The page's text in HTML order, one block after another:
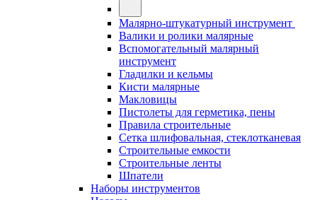
Малярно-штукатурный инструмент
Валики и ролики малярные
Вспомогательный малярный
инструмент
Гладилки и кельмы
Кисти малярные
Макловицы
Пистолеты для герметика, пены
Правила строительные
Сетка шлифовальная, стеклотканевая
Строительные емкости
Строительные ленты
Шпатели
Наборы инструментов